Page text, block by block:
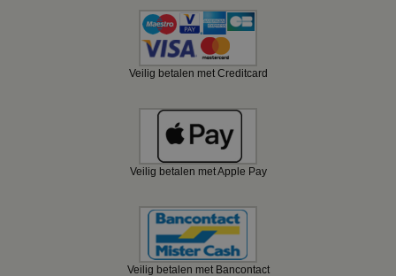
Veilig betalen met Creditcard
Veilig betalen met Apple Pay
Veilig betalen met Bancontact